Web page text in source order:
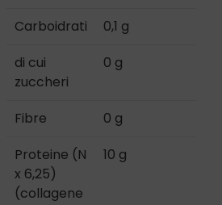
Carboidrati
0,1 g
di cui
zuccheri
0 g
Fibre
0 g
Proteine (N
x 6,25)
(collagene
10 g